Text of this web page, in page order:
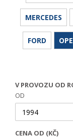
MERCEDES
FORD
V PROVOZU OD
OD
CENA OD (KČ)